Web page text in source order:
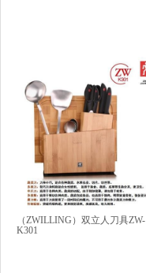
（ZWILLING）双立人刀具ZW-
K301